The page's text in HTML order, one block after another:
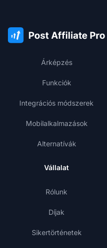
Árképzés
Funkciók
Integrációs módszerek
Mobilalkalmazások
Alternatívák
Vállalat
Rólunk
Díjak
Sikertörténetek